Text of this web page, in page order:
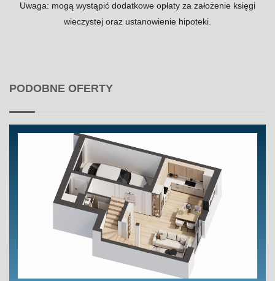
Uwaga: mogą wystąpić dodatkowe opłaty za założenie księgi
wieczystej oraz ustanowienie hipoteki.
PODOBNE OFERTY